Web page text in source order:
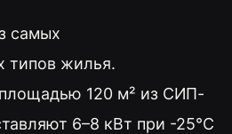
самых
типов жилья.
120 м² из СИП-
6–8 кВт при -25°C